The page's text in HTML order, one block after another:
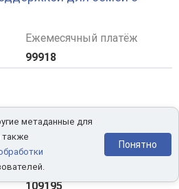
Ежемесячный платёж
99918
Ежемесячный платёж
109195
метаданные для
также
Понятно